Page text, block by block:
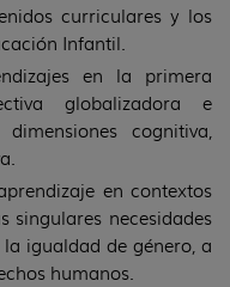
curriculares y los
Infantil.
en la primera
globalizadora e
cognitiva,
en contextos
singulares necesidades
igualdad de género, a
humanos.